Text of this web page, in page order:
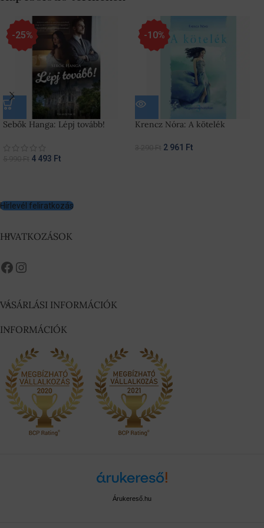
-25%
Sebők Hanga: Lépj tovább!
4 493 Ft
-10%
Krencz Nóra: A kötelék
2 961 Ft
Hírlevél feliratkozás
HIVATKOZÁSOK
VÁSÁRLÁSI INFORMÁCIÓK
INFORMÁCIÓK
Árukereső.hu